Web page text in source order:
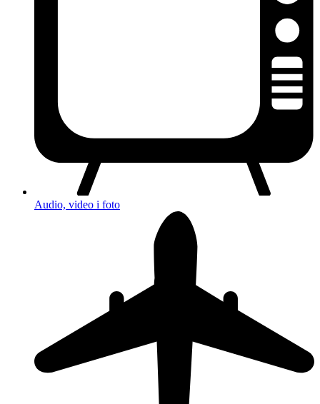
Audio, video i foto